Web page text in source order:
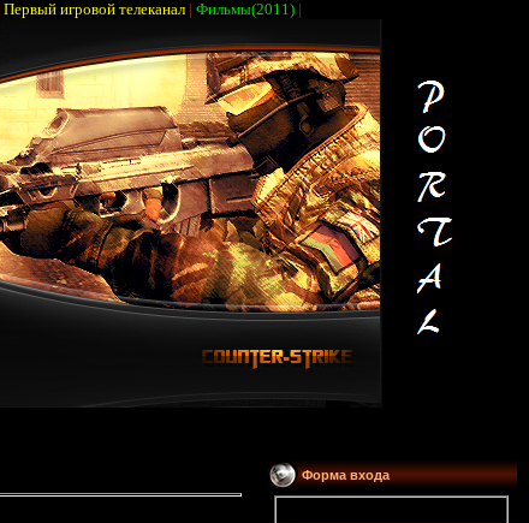
Первый игровой телеканал| Фильмы(2011)|
Форма входа